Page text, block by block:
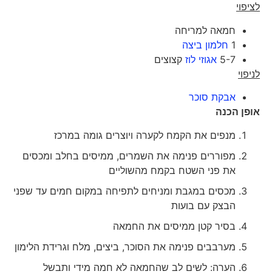
לציפוי
חמאה למריחה
1
חלמון ביצה
5-7 אגוזי לוז קצוצים
לניפוי
אבקת סוכר
אופן הכנה
מנפים את הקמח לקערה ויוצרים גומה במרכז
מפוררים פנימה את השמרים, ממיסים בחלב ומכסים
את פני השטח בקמח מהשוליים
מכסים במגבת ומניחים לתפיחה במקום חמים עד שפני
הבצק עם בועות
בסיר קטן ממיסים את החמאה
מערבבים פנימה את הסוכר, ביצים, מלח וגרידת הלימון
הערה: לשים לב שהחמאה לא חמה מידי ותבשל